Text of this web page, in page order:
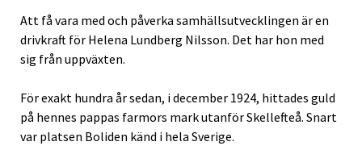
Att få vara med och påverka samhällsutvecklingen är en
drivkraft för Helena Lundberg Nilsson. Det har hon med
sig från uppväxten.
För exakt hundra år sedan, i december 1924, hittades guld
på hennes pappas farmors mark utanför Skellefteå. Snart
var platsen Boliden känd i hela Sverige.